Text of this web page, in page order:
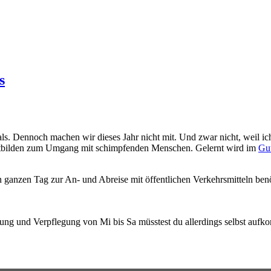
Dennoch machen wir dieses Jahr nicht mit. Und zwar nicht, weil
zum Umgang mit schimpfenden Menschen. Gelernt wird im
Tag zur An- und Abreise mit öffentlichen Verkehrsmitteln
und Verpflegung von Mi bis Sa müsstest du allerdings selbst